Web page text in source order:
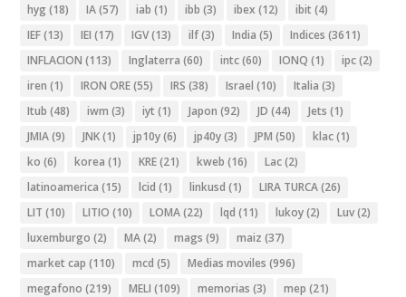
hyg (18) IA(57) iab (1) ibb (3) ibex (12) ibit (4)
IEF(13) IEI (17) IGV(13) ilf(3) India (5) Indices (3611)
INFLACION (113) Inglaterra (60) intc(60) IONQ (1) ipc(2)
iren (1) IRON ORE(55) IRS (38) Israel (10) Italia (3)
Itub (48) iwm (3) iyt (1) Japon (92) JD (44) Jets (1)
JMIA(9) JNK(1) jp10y(6) jp40y(3) JPM (50) klac(1)
ko (6) korea (1) KRE(21) kweb (16) Lac(2)
latinoamerica (15) lcid (1) linkusd (1) LIRA TURCA(26)
LIT (10) LITIO (10) LOMA(22) lqd (11) lukoy(2) Luv(2)
luxemburgo (2) MA(2) mags (9) maiz (37)
market cap (110) mcd (5) Medias moviles (996)
megafono (219) MELI (109) memorias (3) mep (21)